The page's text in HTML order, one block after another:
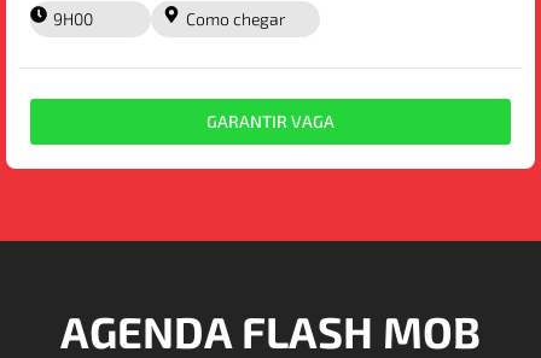
9H00 Como chegar
GARANTIR VAGA
AGENDA FLASH MOB